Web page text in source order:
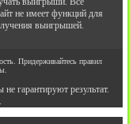
не имеет функций для
выигрышей.
Придерживайтесь правил
гарантируют результат.